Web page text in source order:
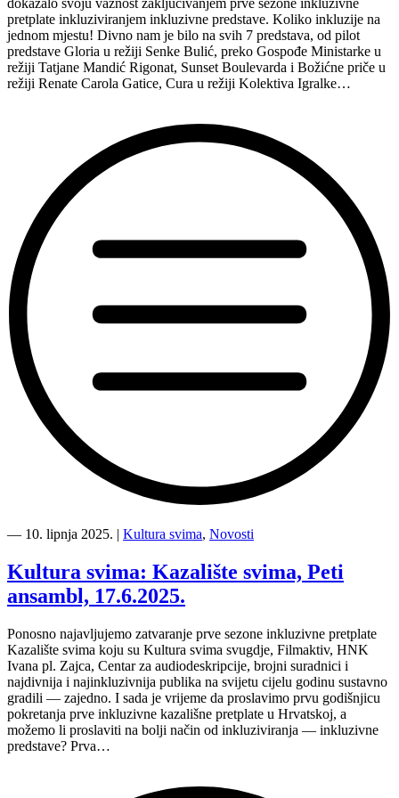
dokazalo svoju važnost zaključivanjem prve sezone inkluzivne
pretplate inkluziviranjem inkluzivne predstave. Koliko inkluzije na
jednom mjestu! Divno nam je bilo na svih 7 predstava, od pilot
predstave Gloria u režiji Senke Bulić, preko Gospođe Ministarke u
režiji Tatjane Mandić Rigonat, Sunset Boulevarda i Božićne priče u
režiji Renate Carola Gatice, Cura u režiji Kolektiva Igralke…
predstava
sezone
inkluzivne
predstave
svima”
― 10. lipnja 2025. | Kultura svima, Novosti
Kultura svima: Kazalište svima, Peti
ansambl, 17.6.2025.
Ponosno najavljujemo zatvaranje prve sezone inkluzivne pretplate
Kazalište svima koju su Kultura svima svugdje, Filmaktiv, HNK
Ivana pl. Zajca, Centar za audiodeskripcije, brojni suradnici i
najdivnija i najinkluzivnija publika na svijetu cijelu godinu sustavno
gradili — zajedno. I sada je vrijeme da proslavimo prvu godišnjicu
pokretanja prve inkluzivne kazališne pretplate u Hrvatskoj, a
možemo li proslaviti na bolji način od inkluziviranja — inkluzivne
predstave? Prva…